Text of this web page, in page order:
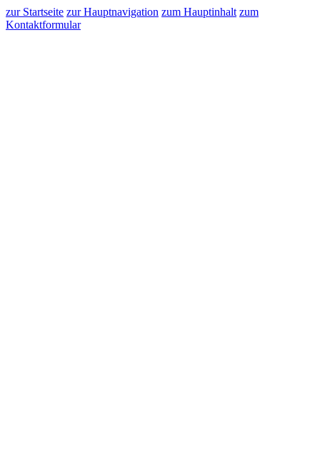
zur Startseite zur Hauptnavigation zum Hauptinhalt zum
Kontaktformular